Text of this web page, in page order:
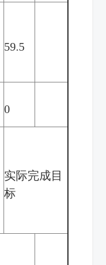
59.5
0
实际完成目
标